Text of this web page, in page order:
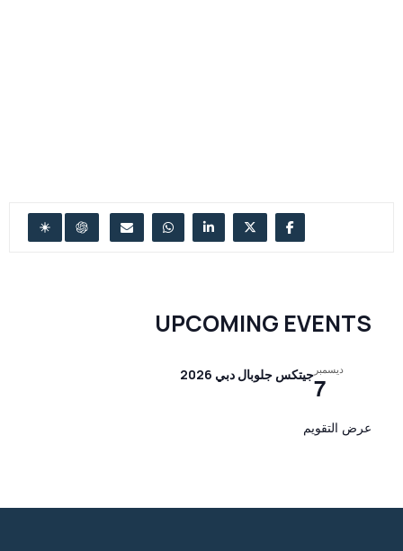
UPCOMING EVENTS
ديسمبر
7جيتكس جلوبال دبي 2026
عرض التقويم